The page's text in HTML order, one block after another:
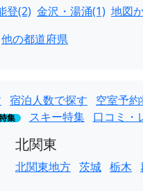
登(2) 金沢・湯涌(1) 地図
他の都道府県
宿泊人数で探す 空室予約
集 スキー特集 口コミ・
北関東
北関東地方 茨城 栃木